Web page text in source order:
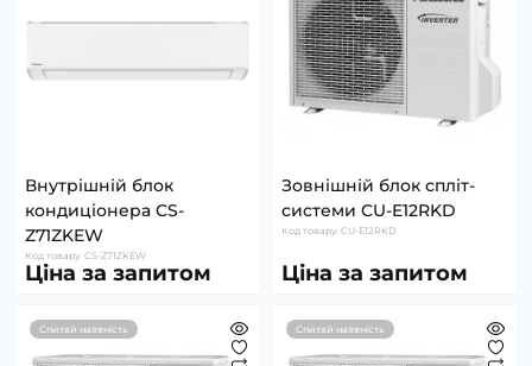
Внутрішній блок
кондиціонера CS-
Z71ZKEW
Код товару: CS-Z71ZKEW
Ціна за запитом
Зовнішній блок спліт-
системи CU-E12RKD
Код товару: CU-E12RKD
Ціна за запитом
Спитай наявність Спитай наявність